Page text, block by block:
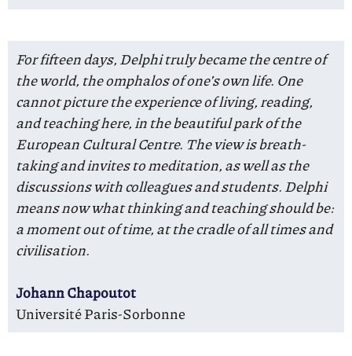
For fifteen days, Delphi truly became the centre of
the world, the omphalos of one’s own life. One
cannot picture the experience of living, reading,
and teaching here, in the beautiful park of the
European Cultural Centre. The view is breath-
taking and invites to meditation, as well as the
discussions with colleagues and students. Delphi
means now what thinking and teaching should be:
a moment out of time, at the cradle of all times and
civilisation.
Johann Chapoutot
Université Paris-Sorbonne